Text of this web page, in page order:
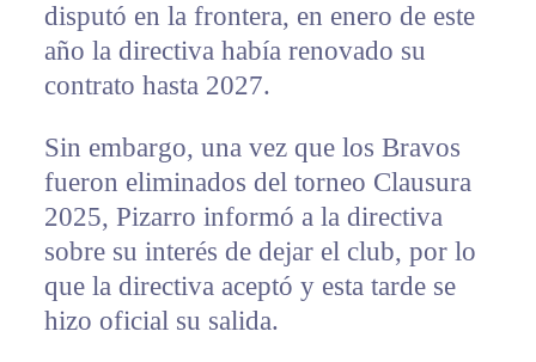
disputó en la frontera, en enero de este
año la directiva había renovado su
contrato hasta 2027.
Sin embargo, una vez que los Bravos
fueron eliminados del torneo Clausura
2025, Pizarro informó a la directiva
sobre su interés de dejar el club, por lo
que la directiva aceptó y esta tarde se
hizo oficial su salida.